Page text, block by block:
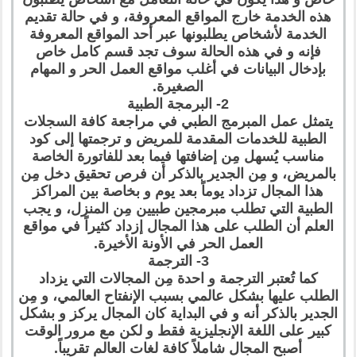
هذه الخدمة خارج المواقع المعروفة، و في حالة تقديم
الخدمة لأشخاص يطلبونها عبر أحد المواقع المعروفة
فإنه و في هذه الحالة سوف تجد قسم كامل خاص
بإدخال البيانات في أغلب مواقع العمل الحر و المهام
الصغيرة.
2- البرمجة الطبية
يتمثل عمل المبرمج الطبي في مراجعة كافة السجلات
الطبية للخدمات المقدمة للمريض و ترجمتها إلى كود
مناسب يُسهل مِن إضافتها فيما بعد للفاتورة الخاصة
بالمريض، و مِن الجدير بالذكر أن فرص تحقيق دخل مِن
هذا المجال تزداد يوماً بعد يوم و بخاصة بين المراكز
الطبية التي تطلب مبرمجين طبيين مِن المنزل، و يجب
العلم أن الطلب على هذا المجال إزداد كثيراً في مواقع
العمل الحر في الأونة الأخيرة.
3- الترجمة
كما تُعتبر الترجمة و احدة مِن المجالات التي يزداد
الطلب عليها بشكل عالمي بسبب الإنفتاح العالمي، و مِن
الجدير بالذكر أنه و في البداية كان المجال يركز و بشكل
كبير على اللغة الإنجليزية فقط و لكن مع مرور الوقت
أصبح المجال شاملاً كافة لغات العالم تقريباً.